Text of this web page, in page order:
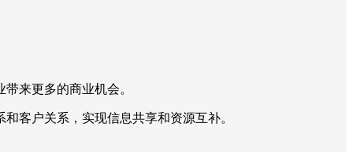
来更多的商业机会。
客户关系，实现信息共享和资源互补。